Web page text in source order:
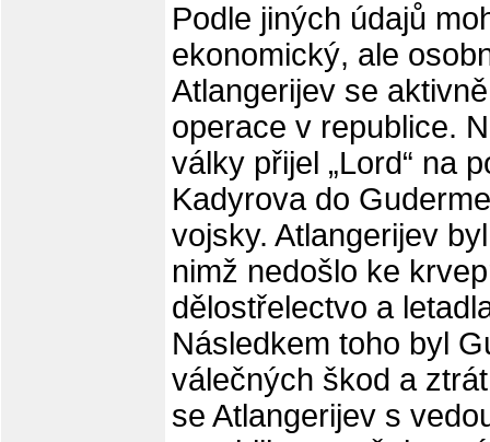
Podle jiných údajů
ekonomický, ale
Atlangerijev se
operace v republice.
války přijel „Lord“ na
Kadyrova do
vojsky. Atlangerijev
nimž nedošlo ke
dělostřelectvo a
Následkem toho byl
válečných škod a
se Atlangerijev s